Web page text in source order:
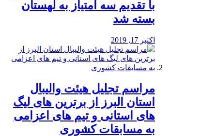
با تقدیم سه امتیاز به لهستان
بسته شد
اکتبر 17, 2019
مراسم تجلیل هیئت والیبال
استان البرز از برترین های لیگ
های استانی و تیم های اعزامی
به مسابقات کشوری